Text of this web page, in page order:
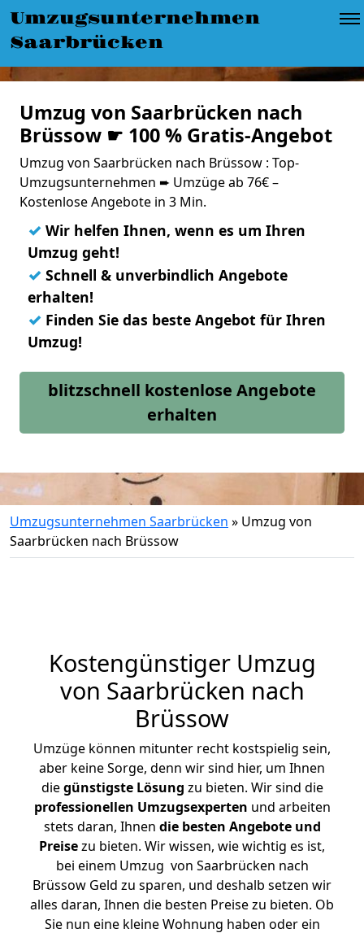
Umzugsunternehmen
Saarbrücken
Umzug von Saarbrücken nach
Brüssow ☛ 100 % Gratis-Angebot
Umzug von Saarbrücken nach Brüssow : Top-
Umzugsunternehmen ➨ Umzüge ab 76€ –
Kostenlose Angebote in 3 Min.
✓ Wir helfen Ihnen, wenn es um Ihren
Umzug geht!
✓ Schnell & unverbindlich Angebote
erhalten!
✓ Finden Sie das beste Angebot für Ihren
Umzug!
blitzschnell kostenlose Angebote
erhalten
Umzugsunternehmen Saarbrücken » Umzug von
Saarbrücken nach Brüssow
Kostengünstiger Umzug
von Saarbrücken nach
Brüssow
Umzüge können mitunter recht kostspielig sein,
aber keine Sorge, denn wir sind hier, um Ihnen
diegünstigste Lösung zu bieten. Wir sind die
professionellen Umzugsexperten und arbeiten
stets daran, Ihnen die besten Angebote und
Preisezu bieten. Wir wissen, wie wichtig es ist,
bei einem Umzug von Saarbrücken nach
Brüssow Geld zu sparen, und deshalb setzen wir
alles daran, Ihnen die besten Preise zu bieten. Ob
Sie nun eine kleine Wohnung haben oder ein